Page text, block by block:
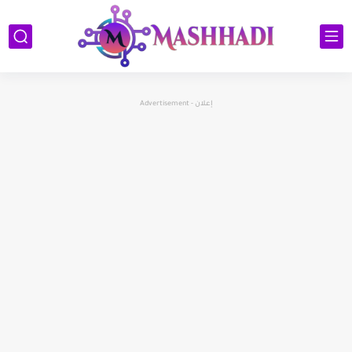
إعلان - Advertisement